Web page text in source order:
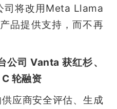
司将改用Meta Llama
品提供支持，而不再
公司 Vanta 获红杉、
轮融资
应商安全评估、生成